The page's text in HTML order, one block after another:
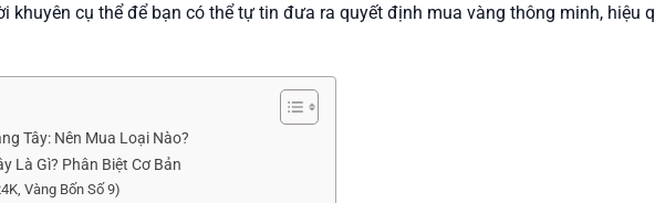
khuyên cụ thể để bạn có thể tự tin đưa ra quyết định mua vàng thông minh, hiệu
Tây: Nên Mua Loại Nào?
Là Gì? Phân Biệt Cơ Bản
Vàng Bốn Số 9)